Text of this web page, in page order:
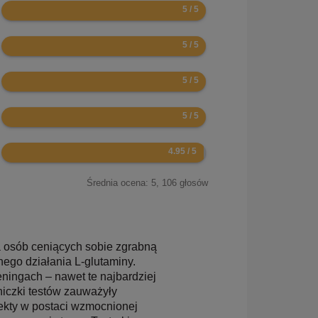
10
10
10
10
9.9
Średnia ocena: 5, 106 głosów
ceniących sobie zgrabną
działania L-glutaminy.
– nawet te najbardziej
testów zauważyły
w postaci wzmocnionej